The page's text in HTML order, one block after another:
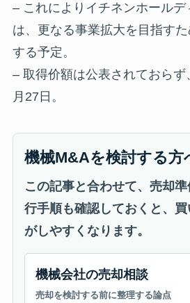
– これによりイチネンホール
は、更なる事業拡大を目指す
する予定。
– 取得价額は公表されておら
月27日。
機械M&Aを検討する方
この記事と合わせて、売却
行手順も確認しておくと、
がしやすくなります。
機械会社の売却相談
売却を検討する前に整理する論点